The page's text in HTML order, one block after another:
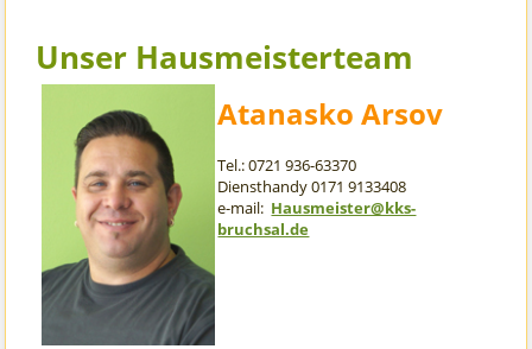
Unser Hausmeisterteam
Atanasko Arsov
Tel.: 0721 936-63370
Diensthandy 0171 9133408
e-mail: Hausmeister@kks-
bruchsal.de